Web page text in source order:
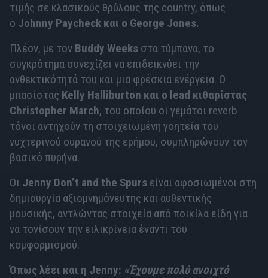
τιμής σε κλασικούς θρύλους της country, όπως
ο Johnny Paycheck και ο George Jones.
Πλέον, με τον Buddy Weeks στα τύμπανα, το
συγκρότημα συνεχίζει να επιδεικνύει την
ανθεκτικότητά του και μια φρέσκια ενέργεια. Ο
μπασίστας Kelly Halliburton και ο lead κιθαρίστας
Christopher March, του οποίου οι γεμάτοι reverb
τόνοι αντηχούν τη στοιχειωμένη γοητεία του
νυχτερινού ουρανού της ερήμου, συμπληρώνουν τον
βασικό πυρήνα.
Οι Jenny Don’t and the Spurs είναι αφοσιωμένοι στη
δημιουργία αξιομνημόνευτης και αυθεντικής
μουσικής, αντλώντας στοιχεία από ποικίλα είδη για
να τονίσουν την ειλικρίνεια έναντι του
κομφορμισμού.
Όπως λέει και η Jenny: «Έχουμε πολύ ανοιχτό